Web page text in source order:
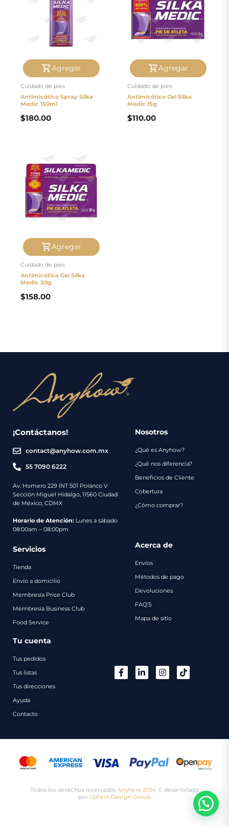
Agregar
Cuidado de pies
Antimicótico Spray Silka
Medic 150ml
$180.00
Agregar
Cuidado de pies
Antimicótico Gel Silka
Medic 15g
$110.00
Agregar
Cuidado de pies
Antimicótico Gel Silka
Medic 30g
$158.00
¡Contáctanos!
contact@anyhow.com.mx
55 7090 6222
Av. Homero 229 INT 501 Polanco V
Sección Miguel Hidalgo, 11560 Ciudad
de México, CDMX
Horario de Atención: Lunes a sábado
08:00am – 08:00pm
Nosotros
¿Qué es Anyhow?
¿Qué nos diferencia?
Beneficios de Cliente
Cobertura
¿Cómo comprar?
Servicios
Tienda
Envío a domicilio
Membresía Price Club
Membresía Business Club
Food Service
Acerca de
Envíos
Métodos de pago
Devoluciones
FAQ’S
Mapa de sitio
Tu cuenta
Tus pedidos
Tus listas
Tus direcciones
Ayuda
Contacto
Todos los derechos reservados Anyhow 2024 ©️ desarrollado
por Sphein Design Group